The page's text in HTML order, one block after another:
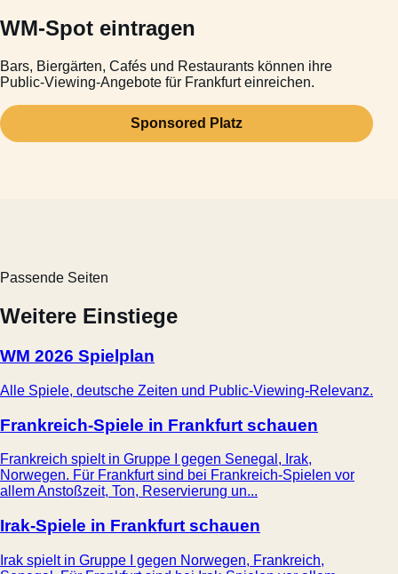
WM-Spot eintragen
Bars, Biergärten, Cafés und Restaurants können ihre
Public-Viewing-Angebote für Frankfurt einreichen.
Sponsored Platz
Passende Seiten
Weitere Einstiege
WM 2026 Spielplan
Alle Spiele, deutsche Zeiten und Public-Viewing-Relevanz.
Frankreich-Spiele in Frankfurt schauen
Frankreich spielt in Gruppe I gegen Senegal, Irak,
Norwegen. Für Frankfurt sind bei Frankreich-Spielen vor
allem Anstoßzeit, Ton, Reservierung un...
Irak-Spiele in Frankfurt schauen
Irak spielt in Gruppe I gegen Norwegen, Frankreich,